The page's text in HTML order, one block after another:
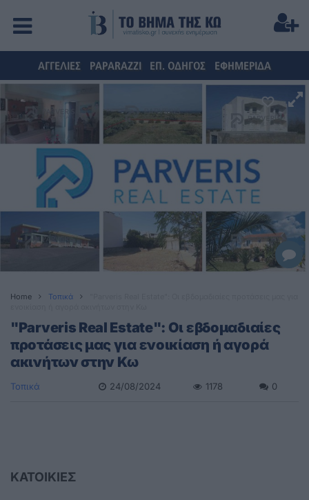
ΑΓΓΕΛΙΕΣ PAPARAZZI ΕΠ. ΟΔΗΓΟΣ ΕΦΗΜΕΡΙΔΑ
Home Τοπικά
"Parveris Real Estate": Οι εβδομαδιαίες
προτάσεις μας για ενοικίαση ή αγορά
ακινήτων στην Κω
Τοπικά 24/08/2024 1178 0
ΚΑΤΟΙΚΙΕΣ